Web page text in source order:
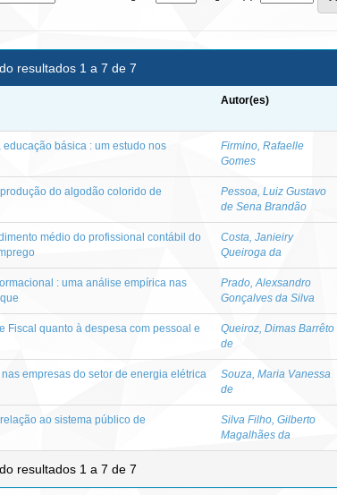
resultados 1 a 7 de 7
Autor(es)
básica : um estudo nos
Firmino, Rafaelle
Gomes
do algodão colorido de
Pessoa, Luiz Gustavo
de Sena Brandão
médio do profissional contábil do
Costa, Janieiry
Queiroga da
: uma análise empírica nas
Prado, Alexsandro
Gonçalves da Silva
Fiscal quanto à despesa com pessoal e
Queiroz, Dimas Barrêto
de
empresas do setor de energia elétrica
Souza, Maria Vanessa
de
ao sistema público de
Silva Filho, Gilberto
Magalhães da
resultados 1 a 7 de 7